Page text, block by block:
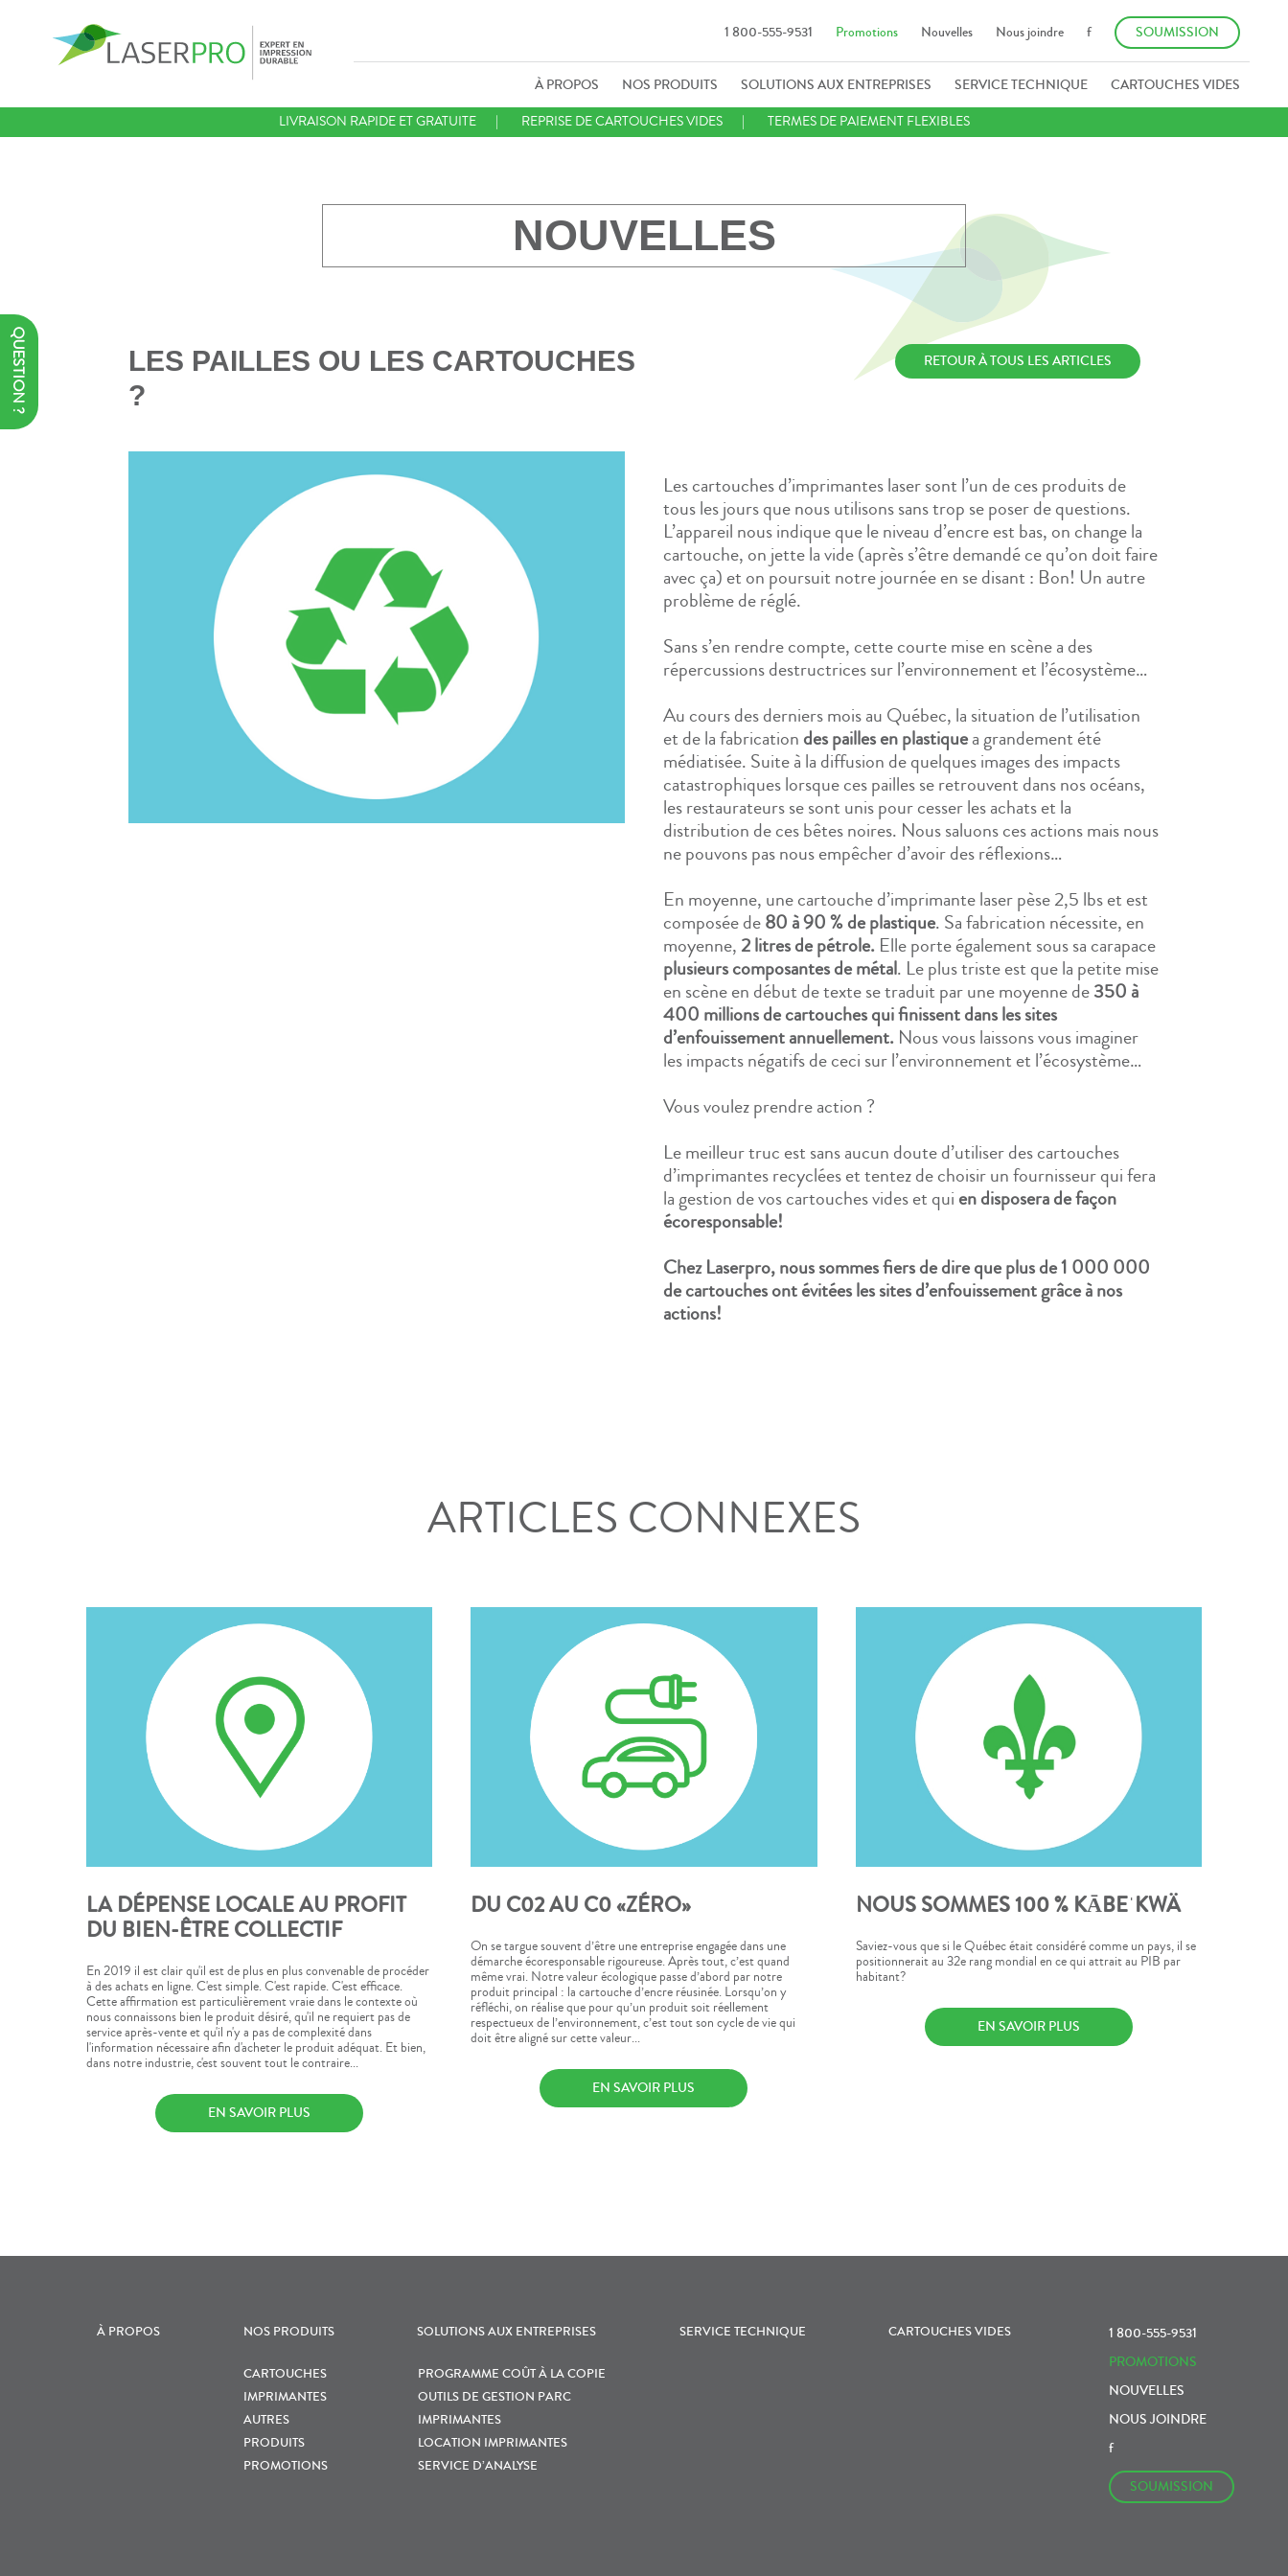
1 800-555-9531 Promotions Nouvelles Nous joindre f SOUMISSION
À PROPOS NOS PRODUITS SOLUTIONS AUX ENTREPRISES SERVICE TECHNIQUE
CARTOUCHES VIDES
LIVRAISON RAPIDE ET GRATUITE
REPRISE DE CARTOUCHES VIDES TERMES DE PAIEMENT FLEXIBLES
QUESTION ?
NOUVELLES
RETOUR À TOUS LES ARTICLES
LES PAILLES OU LES CARTOUCHES
?
Les cartouches d’imprimantes laser sont l’un de ces produits de
tous les jours que nous utilisons sans trop se poser de questions.
L’appareil nous indique que le niveau d’encre est bas, on change la
cartouche, on jette la vide (après s’être demandé ce qu’on doit faire
avec ça) et on poursuit notre journée en se disant : Bon! Un autre
problème de réglé.
Sans s’en rendre compte, cette courte mise en scène a des
répercussions destructrices sur l’environnement et l’écosystème…
Au cours des derniers mois au Québec, la situation de l’utilisation
et de la fabrication des pailles en plastiquea grandement été
médiatisée. Suite à la diffusion de quelques images des impacts
catastrophiques lorsque ces pailles se retrouvent dans nos océans,
les restaurateurs se sont unis pour cesser les achats et la
distribution de ces bêtes noires. Nous saluons ces actions mais nous
ne pouvons pas nous empêcher d’avoir des réflexions…
En moyenne, une cartouche d’imprimante laser pèse 2,5 lbs et est
composée de80 à 90 % de plastique. Sa fabrication nécessite, en
moyenne, 2 litres de pétrole. Elle porte également sous sa carapace
plusieurs composantes de métal. Le plus triste est que la petite mise
en scène en début de texte se traduit par une moyenne de350 à
400 millions de cartouches qui finissent dans les sites
d’enfouissement annuellement. Nous vous laissons vous imaginer
les impacts négatifs de ceci sur l’environnement et l’écosystème…
Vous voulez prendre action ?
Le meilleur truc est sans aucun doute d’utiliser des cartouches
d’imprimantes recyclées et tentez de choisir un fournisseur qui fera
la gestion de vos cartouches vides et qui en disposera de façon
écoresponsable!
Chez Laserpro, nous sommes fiers de dire que plus de 1 000 000
de cartouches ont évitées les sites d’enfouissement grâce à nos
actions!
ARTICLES CONNEXES
LA DÉPENSE LOCALE AU PROFIT
DU BIEN-ÊTRE COLLECTIF
En 2019 il est clair qu'il est de plus en plus convenable de procéder
à des achats en ligne. C'est simple. C'est rapide. C'est efficace.
Cette affirmation est particulièrement vraie dans le contexte où
nous connaissons bien le produit désiré, qu'il ne requiert pas de
service après-vente et qu'il n'y a pas de complexité dans
l'information nécessaire afin d'acheter le produit adéquat. Et bien,
dans notre industrie, c'est souvent tout le contraire...
EN SAVOIR PLUS
DU C02 AU C0 «ZÉRO»
On se targue souvent d’être une entreprise engagée dans une
démarche écoresponsable rigoureuse. Après tout, c’est quand
même vrai. Notre valeur écologique passe d’abord par notre
produit principal : la cartouche d’encre réusinée. Lorsqu’on y
réfléchi, on réalise que pour qu’un produit soit réellement
respectueux de l’environnement, c’est tout son cycle de vie qui
doit être aligné sur cette valeur...
EN SAVOIR PLUS
NOUS SOMMES 100 % KĀBEˈKWÄ
Saviez-vous que si le Québec était considéré comme un pays, il se
positionnerait au 32e rang mondial en ce qui attrait au PIB par
habitant?
EN SAVOIR PLUS
À PROPOS NOS PRODUITS
CARTOUCHES
IMPRIMANTES
AUTRES
PRODUITS
PROMOTIONS
SOLUTIONS AUX ENTREPRISES
PROGRAMME COÛT À LA COPIE
OUTILS DE GESTION PARC
IMPRIMANTES
LOCATION IMPRIMANTES
SERVICE D’ANALYSE
SERVICE TECHNIQUE CARTOUCHES VIDES
1 800-555-9531
PROMOTIONS
NOUVELLES
NOUS JOINDRE
f
SOUMISSION